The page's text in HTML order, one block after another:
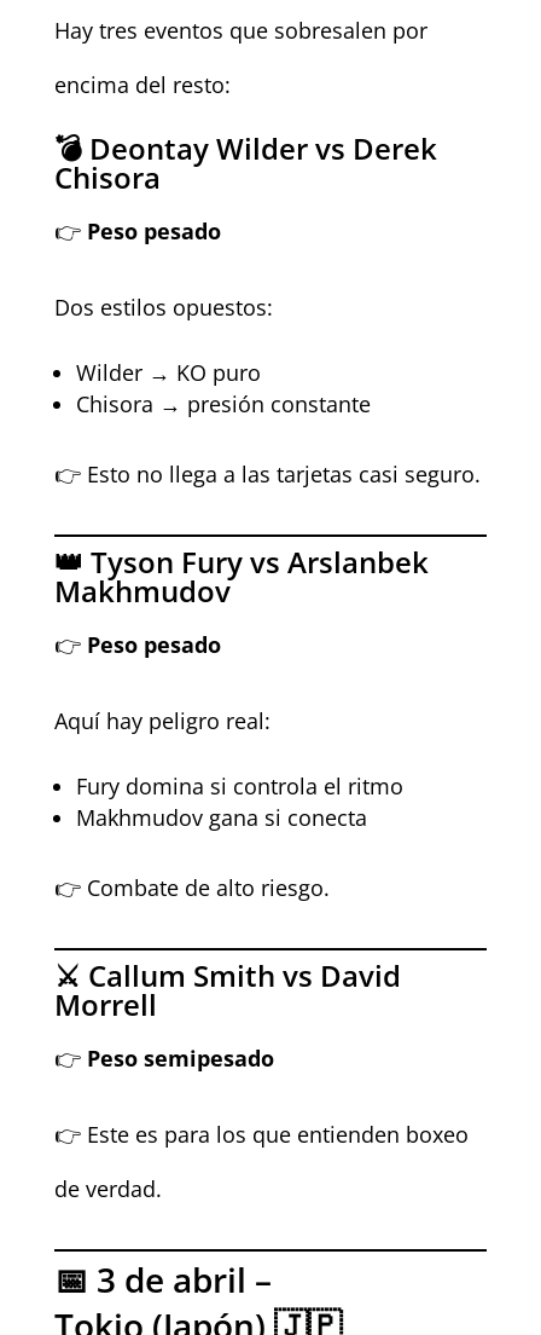
Hay tres eventos que sobresalen por
encima del resto:
💣 Deontay Wilder vs Derek
Chisora
👉 Peso pesado
Dos estilos opuestos:
Wilder → KO puro
Chisora → presión constante
👉 Esto no llega a las tarjetas casi seguro.
👑 Tyson Fury vs Arslanbek
Makhmudov
👉 Peso pesado
Aquí hay peligro real:
Fury domina si controla el ritmo
Makhmudov gana si conecta
👉 Combate de alto riesgo.
⚔️ Callum Smith vs David
Morrell
👉 Peso semipesado
👉 Este es para los que entienden boxeo
de verdad.
📅 3 de abril –
Tokio (Japón) 🇯🇵